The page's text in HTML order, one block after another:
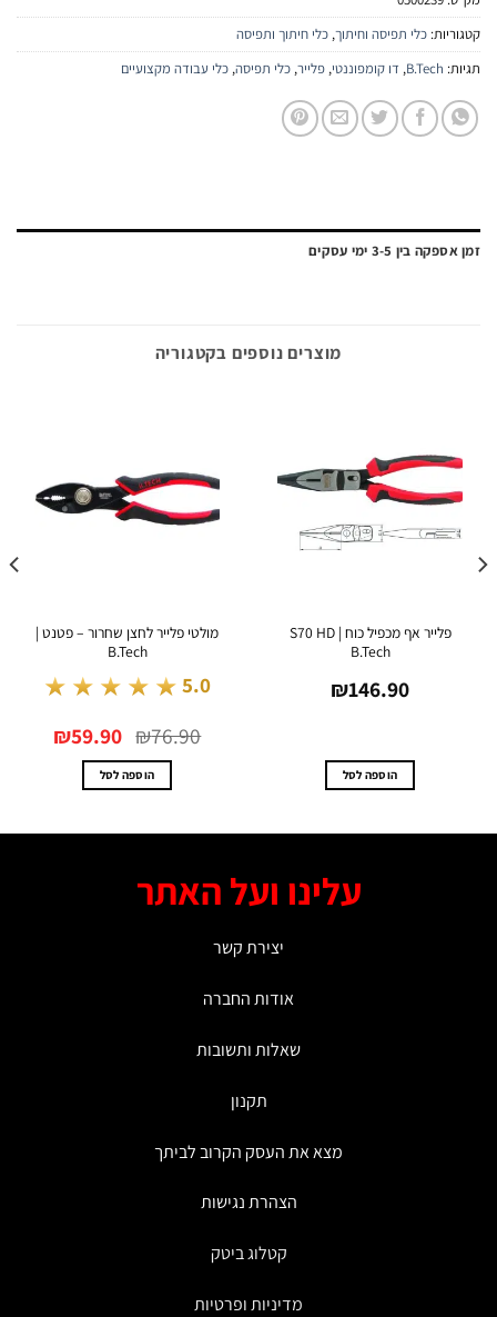
כלי תפיסה וחיתוך, כלי חיתוך ותפיסה
B.Tech
,דו קומפוננטי,פלייר,כלי תפיסה, כלי עבודה מקצועיים
בין 3-5 ימי עסקים
מוצרים נוספים בקטגוריה
פלייר אף מכפיל כוח S70 HD |
₪146.90
הוספה לסל
מולטי פלייר לחצן שחרור – פטנט |
★★★★★
₪76.90 המקורי
היה:
₪76.90.
₪59.90 הנוכחי
הוא:
₪59.90.
הוספה לסל
עלינו ועל האתר
יצירת קשר
אודות החברה
שאלות ותשובות
מצא את העסק הקרוב לביתך
הצהרת נגישות
קטלוג ביטק
מדיניות ופרטיות